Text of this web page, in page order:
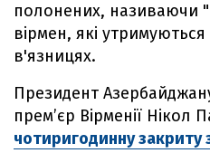
полонених, називаючи
вірмен, які
в'язницях.
Президент
прем’єр Вірменії
чотиригодинну закриту